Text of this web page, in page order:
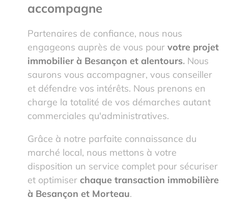
accompagne
Partenaires de confiance, nous nous
engageons auprès de vous pour votre projet
immobilier à Besançon et alentours. Nous
saurons vous accompagner, vous conseiller
et défendre vos intérêts. Nous prenons en
charge la totalité de vos démarches autant
commerciales qu'administratives.
Grâce à notre parfaite connaissance du
marché local, nous mettons à votre
disposition un service complet pour sécuriser
et optimiser chaque transaction immobilière
à Besançon et Morteau.